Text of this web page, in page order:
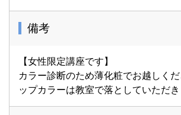
備考
【女性限定講座です】
カラー診断のため薄化粧でお越しく
ップカラーは教室で落としていただき